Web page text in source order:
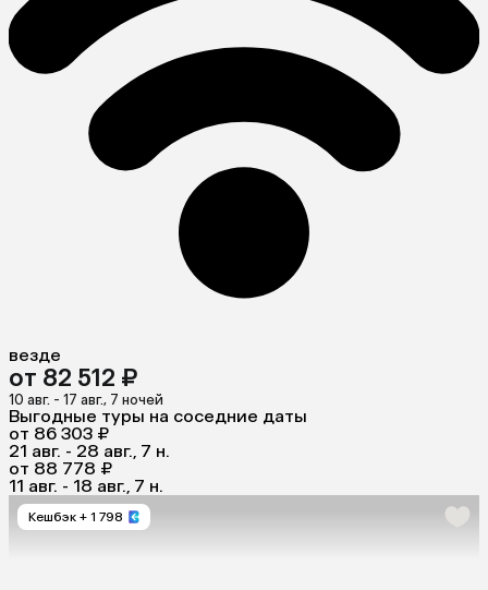
везде
от 82 512 ₽
10 авг. - 17 авг., 7 ночей
Выгодные туры на соседние даты
от 86 303 ₽
21 авг. - 28 авг., 7 н.
от 88 778 ₽
11 авг. - 18 авг., 7 н.
Кешбэк + 1 798